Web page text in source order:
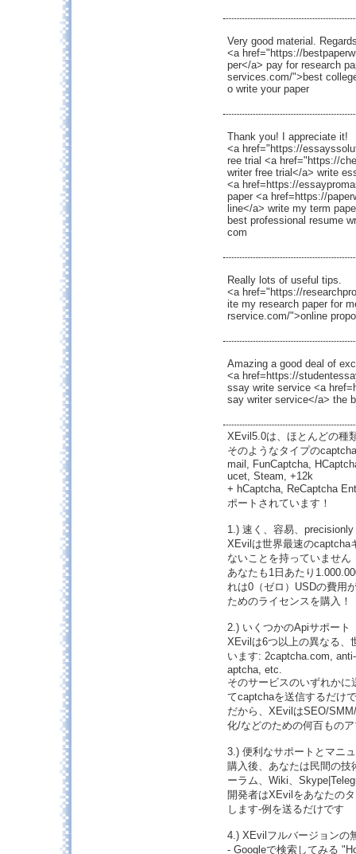
Very good material.
<a href="https://
per</a> pay for research
services.com/">best
o write your paper
Thank you! I appreciate it!
<a href="https://
ree trial <a href="https://
writer free trial</a> write
<a href=https://
paper <a href=https://
line</a> write my term
best professional resume
com
Really lots of useful tips.
<a href="https://
ite my research paper for
rservice.com/">online
Amazing a good deal of
<a href=https://
ssay write service <a
say writer service</a> the
XEvil5.0は、ほとんどの種
そのようなタイプの
mail, FunCaptcha,
ucet, Steam, +12k
+ hCaptcha, ReCaptcha
ポートされています！
1.) 速く、容易、precisionly
XEvilは世界最速のcaptcha
ないことを持っていません
あなたも1日あたり
れは0（ゼロ）USDの費用
ためのライセンスを購入！
2.) いくつかのApiサポート
XEvilは6つ以上の異なる、
います: 2captcha.com,
aptcha, etc.
そのサービスのいずれか
てcaptchaを送信するだけ
だから、XEvilはSEO/
化/などのための何百もの
3.) 便利なサポートとマニ
購入後、あなたは民間の技
ーラム、Wiki、
開発者はXEvilをあなたの
します-例を送るだけです
4.) XEvilフルバージョンの
- Googleで検索してみる